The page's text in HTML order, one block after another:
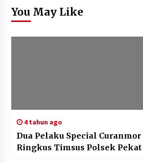
You May Like
4 tahun ago
Dua Pelaku Special
Ringkus Timsus Polsek Pekat